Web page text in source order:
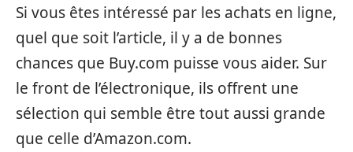
Si vous êtes intéressé par les achats en ligne,
quel que soit l’article, il y a de bonnes
chances que Buy.com puisse vous aider. Sur
le front de l’électronique, ils offrent une
sélection qui semble être tout aussi grande
que celle d’Amazon.com.